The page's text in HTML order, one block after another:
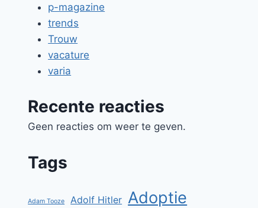
p-magazine
trends
Trouw
vacature
varia
Recente reacties
Geen reacties om weer te geven.
Tags
Adam Tooze Adolf Hitler Adoptie